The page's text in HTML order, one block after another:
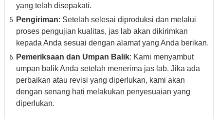
yang telah disepakati.
Pengiriman: Setelah selesai diproduksi dan melalui
proses pengujian kualitas, jas lab akan dikirimkan
kepada Anda sesuai dengan alamat yang Anda berikan.
Pemeriksaan dan Umpan Balik: Kami menyambut
umpan balik Anda setelah menerima jas lab. Jika ada
perbaikan atau revisi yang diperlukan, kami akan
dengan senang hati melakukan penyesuaian yang
diperlukan.